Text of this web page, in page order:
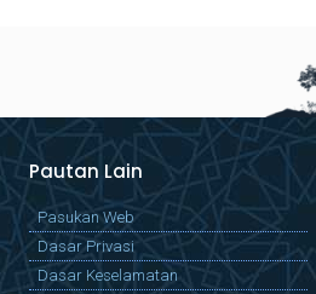
Pautan Lain
Pasukan Web
Dasar Privasi
Dasar Keselamatan